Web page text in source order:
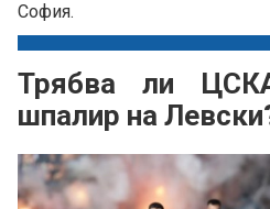
София.
Трябва ли
шпалир на